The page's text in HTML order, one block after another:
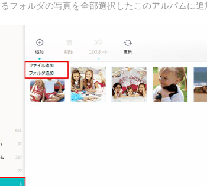
フォルダの写真を全部選択したこのアルパムに追